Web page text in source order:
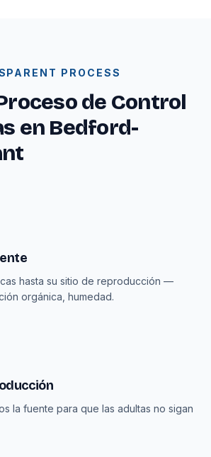
PROCESS
de Control
en Bedford-
hasta su sitio de reproducción —
orgánica, humedad.
la fuente para que las adultas no sigan